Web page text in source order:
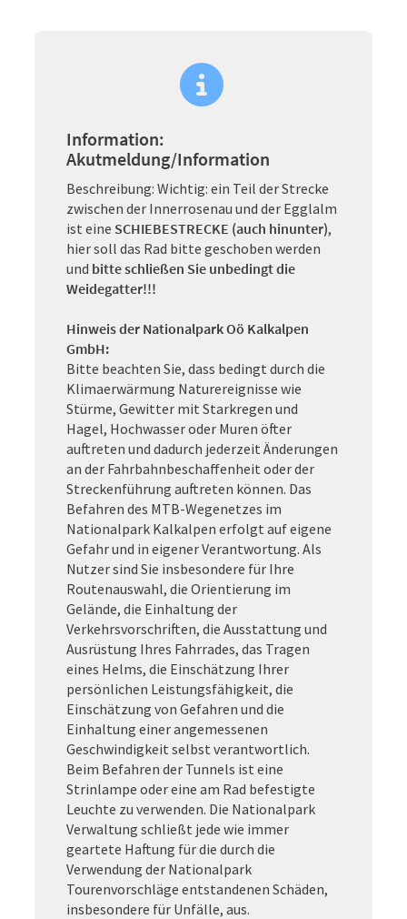
Information:
Akutmeldung/Information
Beschreibung: Wichtig: ein Teil der Strecke
zwischen der Innerrosenau und der Egglalm
ist eine SCHIEBESTRECKE (auch hinunter),
hier soll das Rad bitte geschoben werden
und bitte schließen Sie unbedingt die
Weidegatter!!!
Hinweis der Nationalpark Oö Kalkalpen
GmbH:
Bitte beachten Sie, dass bedingt durch die
Klimaerwärmung Naturereignisse wie
Stürme, Gewitter mit Starkregen und
Hagel, Hochwasser oder Muren öfter
auftreten und dadurch jederzeit Änderungen
an der Fahrbahnbeschaffenheit oder der
Streckenführung auftreten können. Das
Befahren des MTB-Wegenetzes im
Nationalpark Kalkalpen erfolgt auf eigene
Gefahr und in eigener Verantwortung. Als
Nutzer sind Sie insbesondere für Ihre
Routenauswahl, die Orientierung im
Gelände, die Einhaltung der
Verkehrsvorschriften, die Ausstattung und
Ausrüstung Ihres Fahrrades, das Tragen
eines Helms, die Einschätzung Ihrer
persönlichen Leistungsfähigkeit, die
Einschätzung von Gefahren und die
Einhaltung einer angemessenen
Geschwindigkeit selbst verantwortlich.
Beim Befahren der Tunnels ist eine
Strinlampe oder eine am Rad befestigte
Leuchte zu verwenden. Die Nationalpark
Verwaltung schließt jede wie immer
geartete Haftung für die durch die
Verwendung der Nationalpark
Tourenvorschläge entstandenen Schäden,
insbesondere für Unfälle, aus.